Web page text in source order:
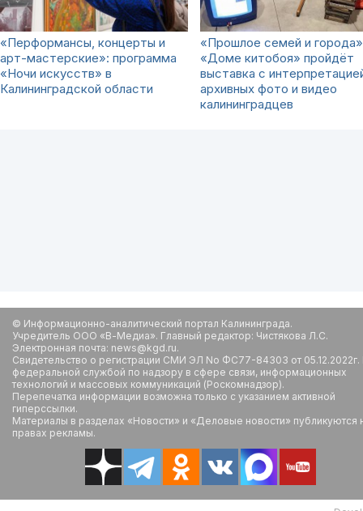
«Перформансы, концерты и
арт-мастерские»: программа
«Ночи искусств» в
Калининградской области
«Прошлое семей и
«Доме китобоя» пройдёт
выставка с
архивных фото и видео
калининградцев
© Информационно-аналитический портал Калининграда.
Учредитель ООО «В-Медиа». Главный редактор: Чистякова Л.С.
Электронная почта: news@kgd.ru.
Свидетельство о регистрации СМИ ЭЛ No ФС77-84303 от
федеральной службой по надзору в сфере связи, информационных
технологий и массовых коммуникаций (Роскомнадзор).
Перепечатка информации возможна только с указанием активной
гиперссылки.
Материалы в разделах «Новости» и «Деловые новости» публикуются
правах рекламы.